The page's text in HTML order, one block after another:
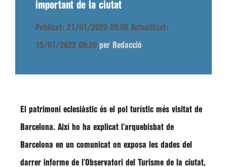
important de la ciutat
Publicat: 21/01/2020 00:00 Actualitzat:
15/01/2022 09:20 per Redacció
El patrimoni eclesiàstic és el pol turístic més visitat de
Barcelona. Així ho ha explicat l’arquebisbat de
Barcelona en un comunicat on exposa les dades del
darrer informe de l’Observatori del Turisme de la ciutat,